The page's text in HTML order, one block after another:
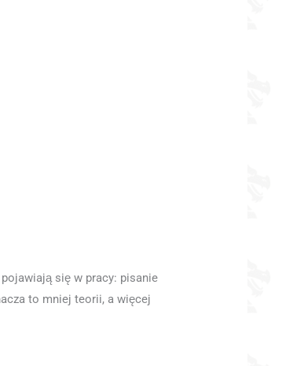
się w pracy: pisanie
to mniej teorii, a więcej